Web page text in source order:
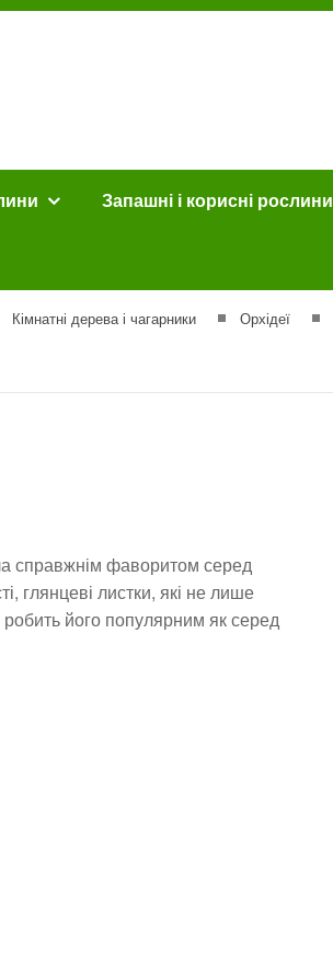
Запашні і корисні рослини
Кімнатні дерева і чагарники Орхідеї
справжнім фаворитом серед
глянцеві листки, які не лише
його популярним як серед